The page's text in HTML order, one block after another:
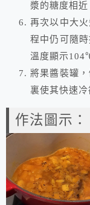
漿的糖度相近
再次以中大
程中仍可隨
溫度顯示
將果醬裝罐
裏使其快速冷
作法圖示：